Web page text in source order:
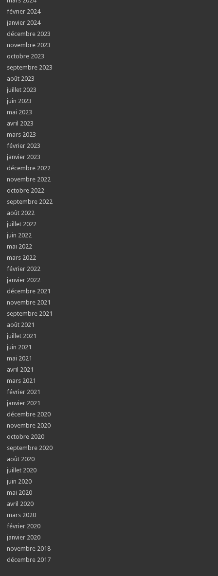
février 2024
janvier 2024
décembre 2023
novembre 2023
octobre 2023
septembre 2023
août 2023
juillet 2023
juin 2023
mai 2023
avril 2023
mars 2023
février 2023
janvier 2023
décembre 2022
novembre 2022
octobre 2022
septembre 2022
août 2022
juillet 2022
juin 2022
mai 2022
mars 2022
février 2022
janvier 2022
décembre 2021
novembre 2021
septembre 2021
août 2021
juillet 2021
juin 2021
mai 2021
avril 2021
mars 2021
février 2021
janvier 2021
décembre 2020
novembre 2020
octobre 2020
septembre 2020
août 2020
juillet 2020
juin 2020
mai 2020
avril 2020
mars 2020
février 2020
janvier 2020
novembre 2018
décembre 2017